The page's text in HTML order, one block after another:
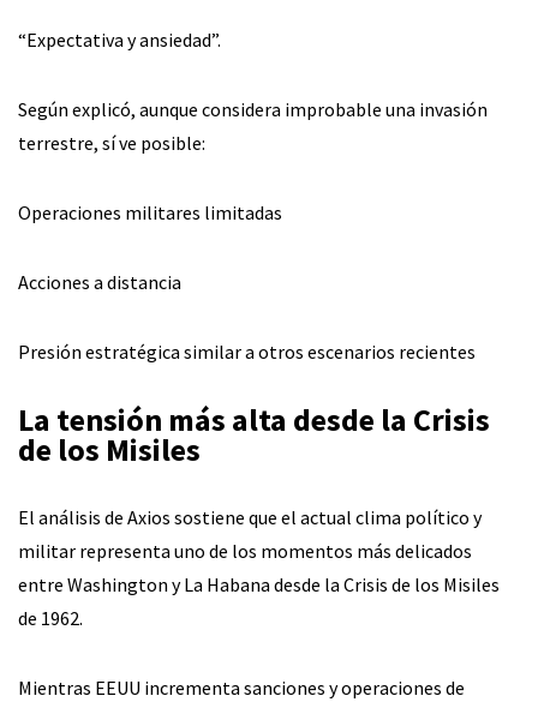
“Expectativa y ansiedad”.
Según explicó, aunque considera improbable una invasión
terrestre, sí ve posible:
Operaciones militares limitadas
Acciones a distancia
Presión estratégica similar a otros escenarios recientes
La tensión más alta desde la Crisis
de los Misiles
El análisis de Axios sostiene que el actual clima político y
militar representa uno de los momentos más delicados
entre Washington y La Habana desde la Crisis de los Misiles
de 1962.
Mientras EEUU incrementa sanciones y operaciones de